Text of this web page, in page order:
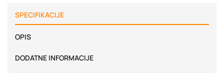
SPECIFIKACIJE
OPIS
DODATNE INFORMACIJE